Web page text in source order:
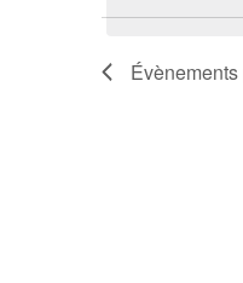
Évènements